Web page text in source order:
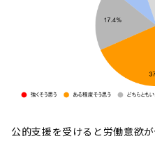
公的支援を受けると労働意欲